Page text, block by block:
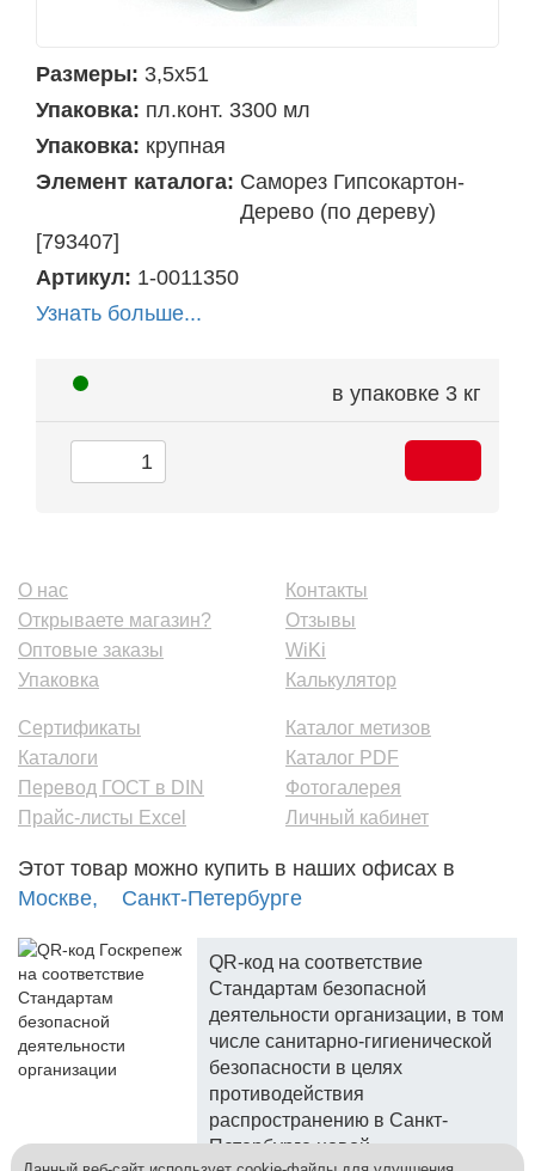
Размеры: 3,5х51
Упаковка: пл.конт. 3300 мл
Упаковка: крупная
Элемент каталога: Саморез Гипсокартон-
Дерево (по дереву)
[793407]
Артикул: 1-0011350
Узнать больше...
в упаковке 3 кг
О нас
Открываете магазин?
Оптовые заказы
Упаковка
Контакты
Отзывы
WiKi
Калькулятор
Сертификаты
Каталоги
Перевод ГОСТ в DIN
Прайс-листы Excel
Каталог метизов
Каталог PDF
Фотогалерея
Личный кабинет
Этот товар можно купить в наших офисах в
Москве,
Санкт-Петербурге
QR-код на соответствие
Стандартам безопасной
деятельности организации, в том
числе санитарно-гигиенической
безопасности в целях
противодействия
распространению в Санкт-
Петербурге новой